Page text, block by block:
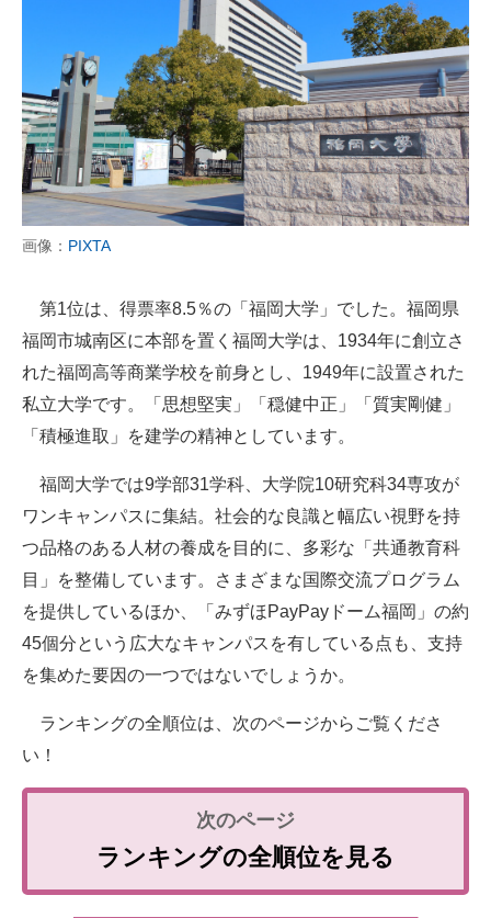
画像： PIXTA
第1位は、得票率8.5％の「福岡大学」でした。福岡県
福岡市城南区に本部を置く福岡大学は、1934年に創立さ
れた福岡高等商業学校を前身とし、1949年に設置された
私立大学です。「思想堅実」「穏健中正」「質実剛健」
「積極進取」を建学の精神としています。
福岡大学では9学部31学科、大学院10研究科34専攻が
ワンキャンパスに集結。社会的な良識と幅広い視野を持
つ品格のある人材の養成を目的に、多彩な「共通教育科
目」を整備しています。さまざまな国際交流プログラム
を提供しているほか、「みずほPayPayドーム福岡」の約
45個分という広大なキャンパスを有している点も、支持
を集めた要因の一つではないでしょうか。
ランキングの全順位は、次のページからご覧くださ
い！
ランキングの全順位を見る